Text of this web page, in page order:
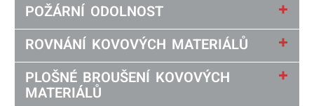
POŽÁRNÍ ODOLNOST
ROVNÁNÍ KOVOVÝCH MATERIÁLŮ
PLOŠNÉ BROUŠENÍ KOVOVÝCH
MATERIÁLŮ